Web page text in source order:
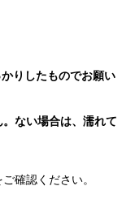
りしたものでお願い
ない場合は、濡れて
ご確認ください。